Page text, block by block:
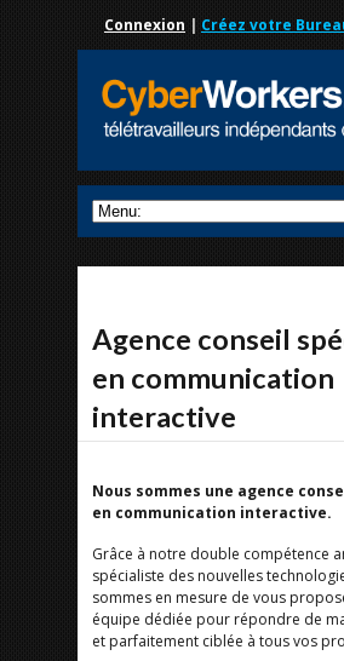
Connexion | Créez votre
Agence conseil
en communication
interactive
Nous sommes une agence
en communication interactive.
Grâce à notre double compétence
spécialiste des nouvelles
sommes en mesure de vous
équipe dédiée pour répondre de
et parfaitement ciblée à tous vos